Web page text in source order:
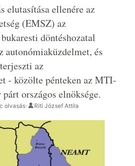
elutasítása ellenére az
(EMSZ) az
döntéshozatal
és
az
- közölte pénteken az MTI-
országos elnöksége.
olvasás· Riti József Attila